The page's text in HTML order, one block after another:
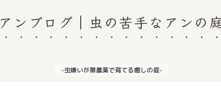
アンブログ｜虫の苦手なアンの
-虫嫌いが無農薬で育てる癒しの庭-